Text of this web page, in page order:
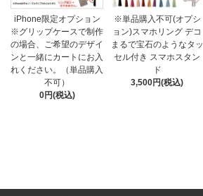
iPhone限定オプション
※グリップケースで制作
の場合、ご希望のデザイ
ンと一緒にカートにお入
れください。（単品購入
不可）
0円(税込)
※単品購入不可(オプシ
ョン)スマホリング デコ
まるで宝石のようなタッ
セル付き スマホスタン
ド
3,500円(税込)